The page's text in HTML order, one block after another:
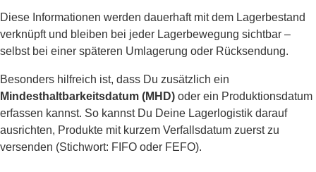
Diese Informationen werden dauerhaft mit dem Lagerbestand
verknüpft und bleiben bei jeder Lagerbewegung sichtbar –
selbst bei einer späteren Umlagerung oder Rücksendung.
Besonders hilfreich ist, dass Du zusätzlich ein
Mindesthaltbarkeitsdatum (MHD) oder ein Produktionsdatum
erfassen kannst. So kannst Du Deine Lagerlogistik darauf
ausrichten, Produkte mit kurzem Verfallsdatum zuerst zu
versenden (Stichwort: FIFO oder FEFO).